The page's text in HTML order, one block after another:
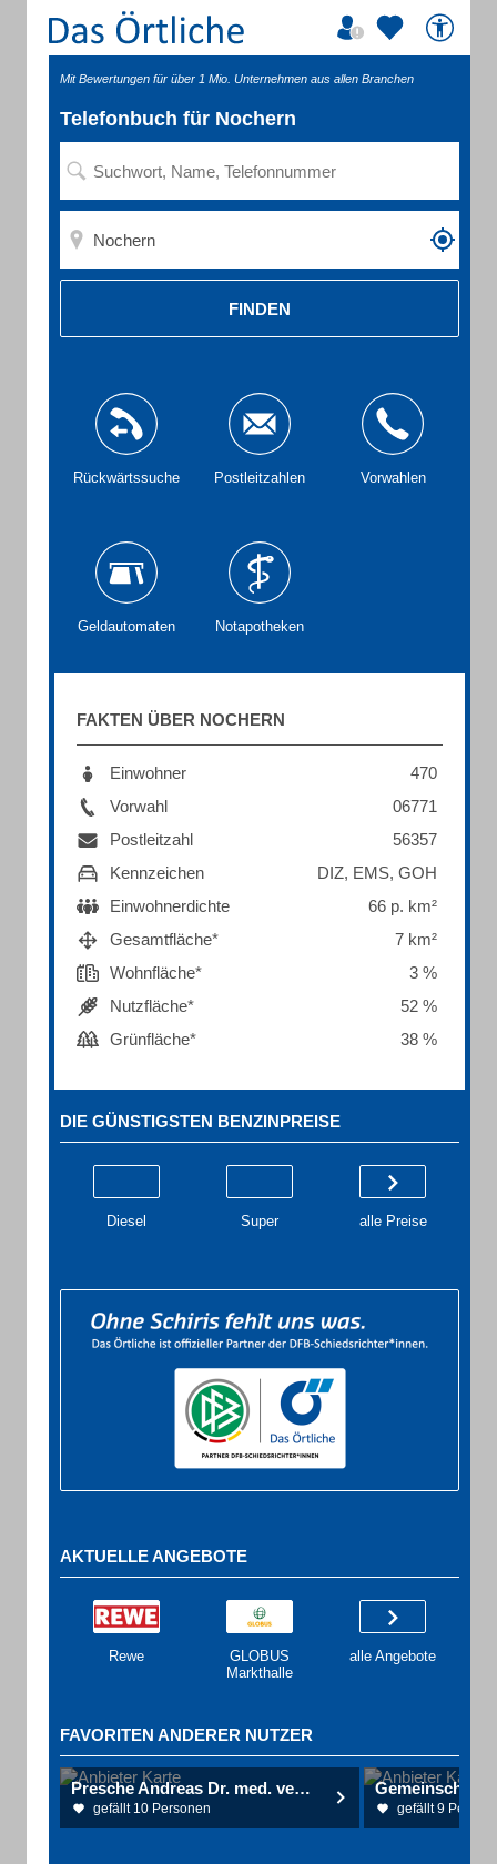
Mit Bewertungen für über 1 Mio. Unternehmen aus allen Branchen
Telefonbuch für Nochern
FINDEN
Rückwärtssuche Postleitzahlen Vorwahlen
Geldautomaten Notapotheken
FAKTEN ÜBER NOCHERN
Einwohner
470
Vorwahl
06771
Postleitzahl
56357
Kennzeichen
DIZ, EMS, GOH
Einwohnerdichte
66 p. km²
Gesamtfläche*
7 km²
Wohnfläche*
3 %
Nutzfläche*
52 %
Grünfläche*
38 %
DIE GÜNSTIGSTEN BENZINPREISE
Diesel Super alle Preise
AKTUELLE ANGEBOTE
Rewe
GLOBUS
Markthalle
alle Angebote
FAVORITEN ANDERER NUTZER
Presche Andreas Dr. med. vet. Tierarzt
gefällt 10 Personen gefällt 9